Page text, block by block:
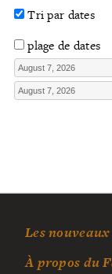
Tri par dates
plage de dates
Les
À propos du